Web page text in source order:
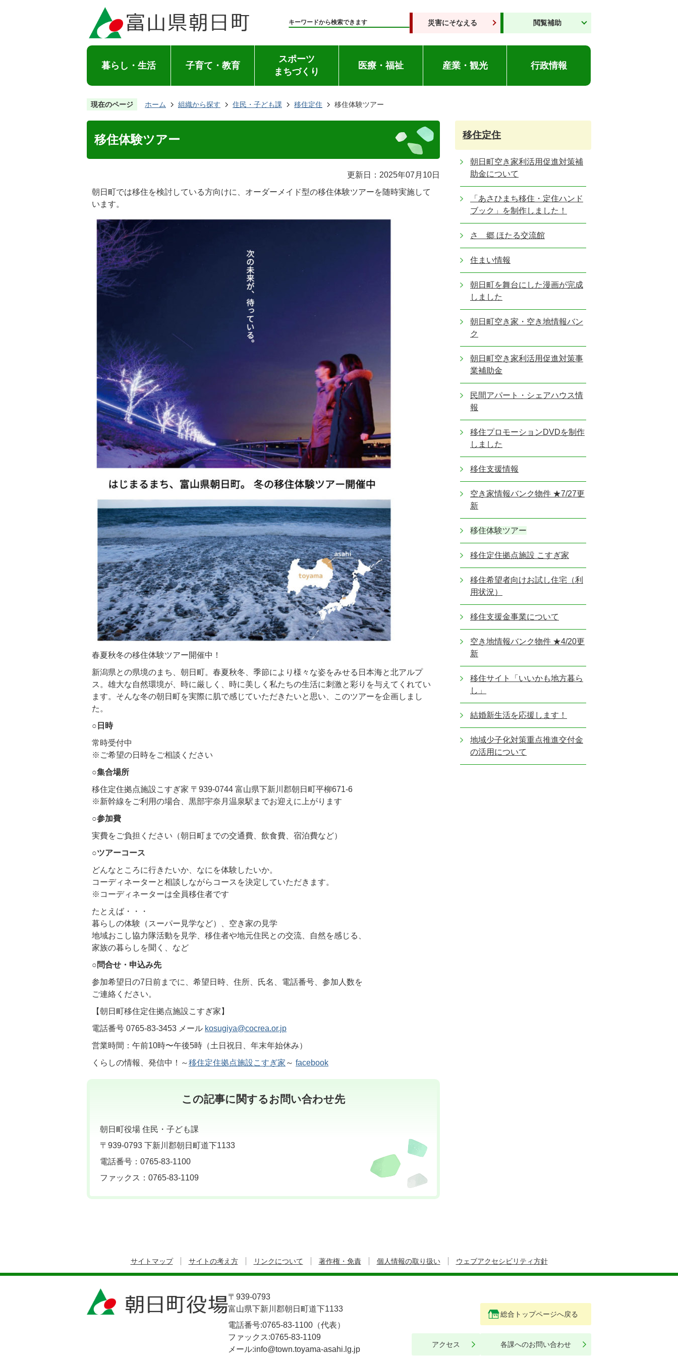
キーワードから検索できます 災害にそなえる 閲覧補助
暮らし・生活 子育て・教育
スポーツ
まちづくり
医療・福祉 産業・観光 行政情報
現在のページ ホーム 組織から探す 住民・子ども課 移住定住 移住体験ツアー
移住体験ツアー
更新日：2025年07月10日
朝日町では移住を検討している方向けに、オーダーメイド型の移住体験ツアーを随時実施して
います。
春夏秋冬の移住体験ツアー開催中！
新潟県との県境のまち、朝日町。春夏秋冬、季節により様々な姿をみせる日本海と北アルプ
ス。雄大な自然環境が、時に厳しく、時に美しく私たちの生活に刺激と彩りを与えてくれてい
ます。そんな冬の朝日町を実際に肌で感じていただきたいと思い、このツアーを企画しまし
た。
○日時
常時受付中
※ご希望の日時をご相談ください
○集合場所
移住定住拠点施設こすぎ家 〒939-0744 富山県下新川郡朝日町平柳671-6
※新幹線をご利用の場合、黒部宇奈月温泉駅までお迎えに上がります
○参加費
実費をご負担ください（朝日町までの交通費、飲食費、宿泊費など）
○ツアーコース
どんなところに行きたいか、なにを体験したいか。
コーディネーターと相談しながらコースを決定していただきます。
※コーディネーターは全員移住者です
たとえば・・・
暮らしの体験（スーパー見学など）、空き家の見学
地域おこし協力隊活動を見学、移住者や地元住民との交流、自然を感じる、
家族の暮らしを聞く、など
○問合せ・申込み先
参加希望日の7日前までに、希望日時、住所、氏名、電話番号、参加人数を
ご連絡ください。
【朝日町移住定住拠点施設こすぎ家】
電話番号 0765-83-3453 メール kosugiya@cocrea.or.jp
営業時間：午前10時〜午後5時（土日祝日、年末年始休み）
くらしの情報、発信中！～移住定住拠点施設こすぎ家 ～ facebook
この記事に関するお問い合わせ先
朝日町役場 住民・子ども課
〒939-0793 下新川郡朝日町道下1133
電話番号：0765-83-1100
ファックス：0765-83-1109
移住定住
朝日町空き家利活用促進対策補
助金について
「あさひまち移住・定住ハンド
ブック」を制作しました！
さゝ郷 ほたる交流館
住まい情報
朝日町を舞台にした漫画が完成
しました
朝日町空き家・空き地情報バン
ク
朝日町空き家利活用促進対策事
業補助金
民間アパート・シェアハウス情
報
移住プロモーションDVDを制作
しました
移住支援情報
空き家情報バンク物件 ★7/27更
新
移住体験ツアー
移住定住拠点施設 こすぎ家
移住希望者向けお試し住宅（利
用状況）
移住支援金事業について
空き地情報バンク物件 ★4/20更
新
移住サイト「いいかも地方暮ら
し」
結婚新生活を応援します！
地域少子化対策重点推進交付金
の活用について
サイトマップ サイトの考え方 リンクについて 著作権・免責 個人情報の取り扱い ウェブアクセシビリティ方針
〒939-0793
富山県下新川郡朝日町道下1133
電話番号:0765-83-1100（代表）
ファックス:0765-83-1109
メール:info@town.toyama-asahi.lg.jp
総合トップページへ戻る
アクセス 各課へのお問い合わせ